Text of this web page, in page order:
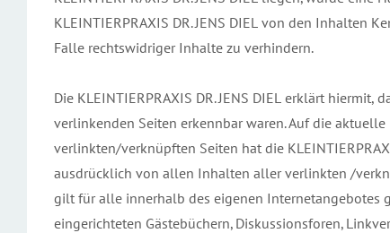
KLEINTIERPRAXIS DR. JENS DIEL von den Inhalten
Falle rechtswidriger Inhalte zu verhindern.
Die KLEINTIERPRAXIS DR. JENS DIEL erklärt
verlinkenden Seiten erkennbar waren. Auf die
verlinkten/verknüpften Seiten hat die
ausdrücklich von allen Inhalten aller verlinkten /
gilt für alle innerhalb des eigenen Internetangebotes
eingerichteten Gästebüchern, Diskussionsforen,